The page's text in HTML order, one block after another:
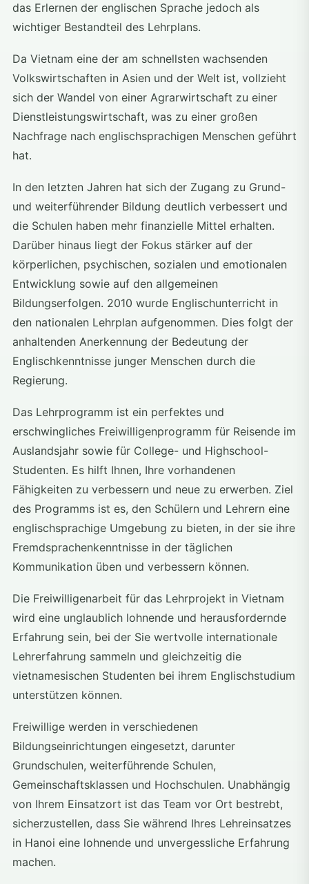
das Erlernen der englischen Sprache jedoch als
wichtiger Bestandteil des Lehrplans.
Da Vietnam eine der am schnellsten wachsenden
Volkswirtschaften in Asien und der Welt ist, vollzieht
sich der Wandel von einer Agrarwirtschaft zu einer
Dienstleistungswirtschaft, was zu einer großen
Nachfrage nach englischsprachigen Menschen geführt
hat.
In den letzten Jahren hat sich der Zugang zu Grund-
und weiterführender Bildung deutlich verbessert und
die Schulen haben mehr finanzielle Mittel erhalten.
Darüber hinaus liegt der Fokus stärker auf der
körperlichen, psychischen, sozialen und emotionalen
Entwicklung sowie auf den allgemeinen
Bildungserfolgen. 2010 wurde Englischunterricht in
den nationalen Lehrplan aufgenommen. Dies folgt der
anhaltenden Anerkennung der Bedeutung der
Englischkenntnisse junger Menschen durch die
Regierung.
Das Lehrprogramm ist ein perfektes und
erschwingliches Freiwilligenprogramm für Reisende im
Auslandsjahr sowie für College- und Highschool-
Studenten. Es hilft Ihnen, Ihre vorhandenen
Fähigkeiten zu verbessern und neue zu erwerben. Ziel
des Programms ist es, den Schülern und Lehrern eine
englischsprachige Umgebung zu bieten, in der sie ihre
Fremdsprachenkenntnisse in der täglichen
Kommunikation üben und verbessern können.
Die Freiwilligenarbeit für das Lehrprojekt in Vietnam
wird eine unglaublich lohnende und herausfordernde
Erfahrung sein, bei der Sie wertvolle internationale
Lehrerfahrung sammeln und gleichzeitig die
vietnamesischen Studenten bei ihrem Englischstudium
unterstützen können.
Freiwillige werden in verschiedenen
Bildungseinrichtungen eingesetzt, darunter
Grundschulen, weiterführende Schulen,
Gemeinschaftsklassen und Hochschulen. Unabhängig
von Ihrem Einsatzort ist das Team vor Ort bestrebt,
sicherzustellen, dass Sie während Ihres Lehreinsatzes
in Hanoi eine lohnende und unvergessliche Erfahrung
machen.